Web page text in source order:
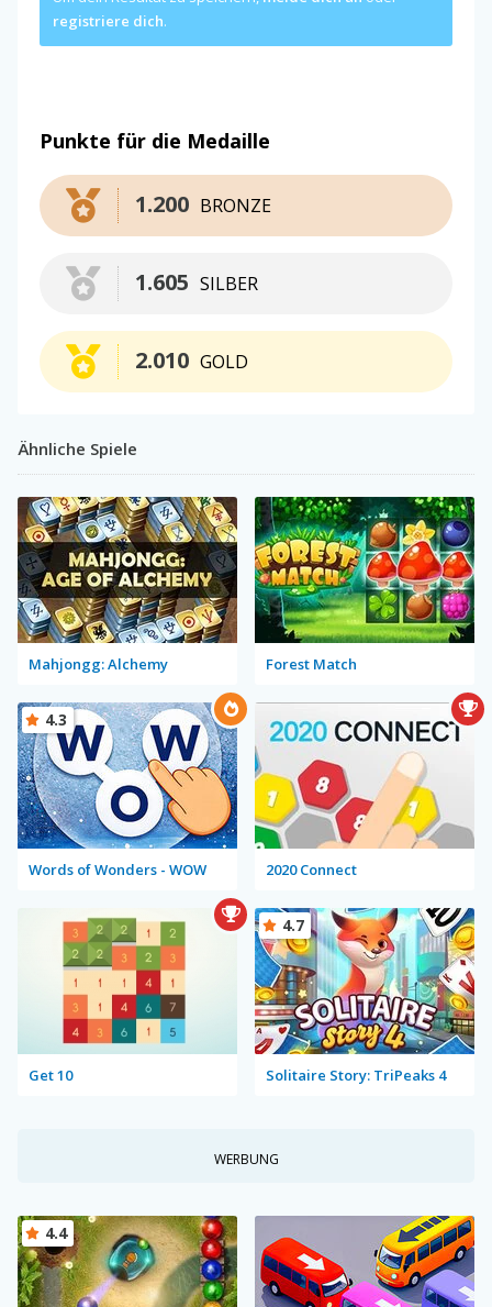
registriere dich.
Punkte für die Medaille
BRONZE
1.200
SILBER
1.605
GOLD
2.010
Ähnliche Spiele
Mahjongg: Alchemy Forest Match
Words of Wonders - WOW
4.3
2020 Connect
Get 10 Solitaire Story: TriPeaks 4
4.7
WERBUNG
4.4